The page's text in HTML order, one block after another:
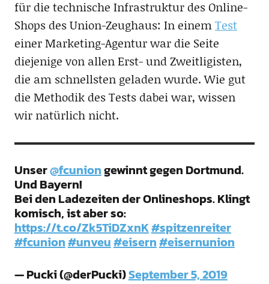
für die technische Infrastruktur des Online-
Shops des Union-Zeughaus: In einemTest
einer Marketing-Agentur war die Seite
diejenige von allen Erst- und Zweitligisten,
die am schnellsten geladen wurde. Wie gut
die Methodik des Tests dabei war, wissen
wir natürlich nicht.
Unser@fcuniongewinnt gegen Dortmund.
Und Bayern!
Bei den Ladezeiten der Onlineshops. Klingt
komisch, ist aber so:
https://t.co/Zk5TiDZxnK#spitzenreiter
#fcunion#unveu#eisern#eisernunion
— Pucki (@derPucki)September 5, 2019